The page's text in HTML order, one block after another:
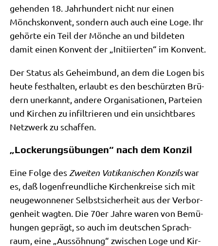
ge­hen­den 18. Jahr­hun­dert nicht nur einen
Mönchs­kon­vent, son­dern auch auch eine Loge. Ihr
gehör­te ein Teil der Mön­che an und bil­de­ten
damit einen Kon­vent der „Initi­ier­ten“ im Konvent.
Der Sta­tus als Geheim­bund, an dem die Logen bis
heu­te fest­hal­ten, erlaubt es den beschürz­ten Brü­
dern uner­kannt, ande­re Orga­ni­sa­tio­nen, Par­tei­en
und Kir­chen zu infil­trie­ren und ein unsicht­ba­res
Netz­werk zu schaffen.
„Lockerungsübungen“ nach dem Konzil
Eine Fol­ge des Zwei­ten Vati­ka­ni­schen Kon­zilswar
es, daß logen­freund­li­che Kir­chen­krei­se sich mit
neu­ge­won­ne­ner Selbst­si­cher­heit aus der Ver­bor­
gen­heit wag­ten. Die 70er Jah­re waren von Bemü­
hun­gen geprägt, so auch im deut­schen Sprach­
raum, eine „Aus­söh­nung“ zwi­schen Loge und Kir­